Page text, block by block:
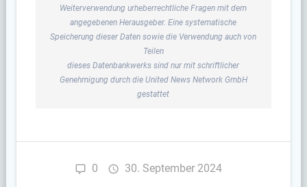
Weiterverwendung urheberrechtliche Fragen mit dem
angegebenen Herausgeber. Eine systematische
Speicherung dieser Daten sowie die Verwendung auch von
Teilen
dieses Datenbankwerks sind nur mit schriftlicher
Genehmigung durch die United News Network GmbH
gestattet
0 30. September 2024